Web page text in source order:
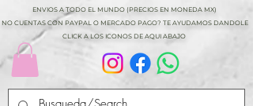
ENVIOS A TODO EL MUNDO (PRECIOS EN MONEDA MX)
NO CUENTAS CON PAYPAL O MERCADO PAGO? TE AYUDAMOS DANDOLE
CLICK A LOS ICONOS DE AQUI ABAJO